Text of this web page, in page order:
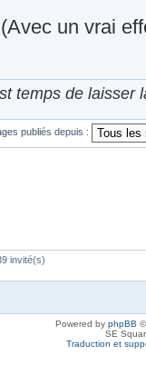
(Avec un vrai
temps de laisser
publiés depuis :
invité(s)
Powered by phpBB
SE
Traduction et